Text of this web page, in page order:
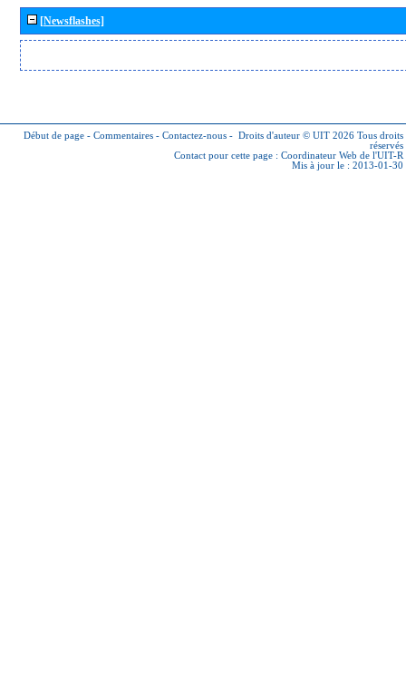
[Newsflashes]
Début de page - Commentaires - Contactez-nous - Droits d'auteur © UIT 2026 Tous droits
réservés
Contact pour cette page : Coordinateur Web de l'UIT-R
Mis à jour le : 2013-01-30